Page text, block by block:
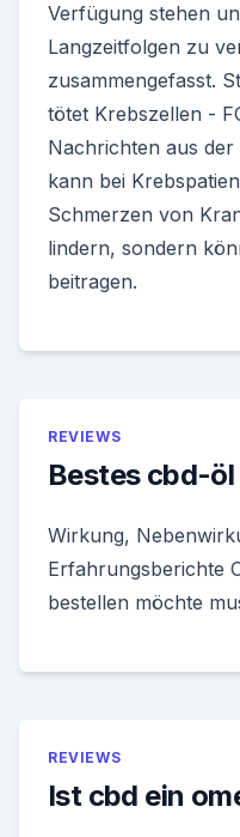
Verfügung stehen
Langzeitfolgen zu
zusammengefasst.
tötet Krebszellen -
Nachrichten aus
kann bei
Schmerzen von
lindern, sondern
beitragen.
REVIEWS
Bestes cbd-
Wirkung,
Erfahrungsberichte
bestellen möchte
REVIEWS
Ist cbd ein